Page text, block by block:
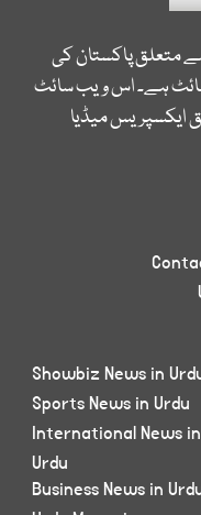
متعلق پاکستان کی
ہے۔ اس ویب سائٹ
ایکسپریس میڈیا
Showbiz News in
Sports News in Urdu
International News in
Urdu
Business News in